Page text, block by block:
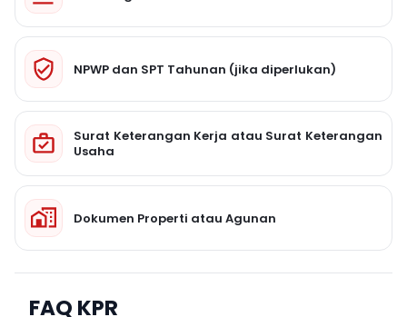
NPWP dan SPT Tahunan (jika diperlukan)
Surat Keterangan Kerja atau Surat Keterangan
Usaha
Dokumen Properti atau Agunan
FAQ KPR